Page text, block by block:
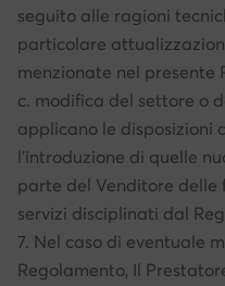
seguito alle ragioni
particolare
menzionate nel presente
c. modifica del settore o
applicano le disposizioni
l’introduzione di quelle
parte del Venditore delle
servizi disciplinati dal
7. Nel caso di eventuale
Regolamento, Il